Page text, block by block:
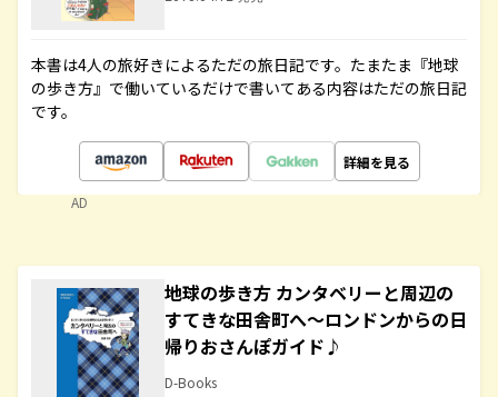
本書は4人の旅好きによるただの旅日記です。たまたま『地球
の歩き方』で働いているだけで書いてある内容はただの旅日記
です。
詳細を見る
AD
地球の歩き方 カンタベリーと周辺の
すてきな田舎町へ～ロンドンからの日
帰りおさんぽガイド♪
D-Books